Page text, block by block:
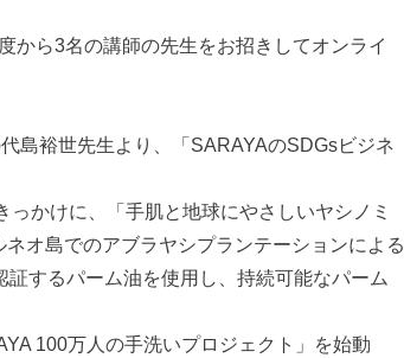
から3名の講師の先生をお招きしてオンライ
島裕世先生より、「SARAYAのSDGsビジネ
かけに、「手肌と地球にやさしいヤシノミ
オ島でのアブラヤシプランテーションによる
するパーム油を使用し、持続可能なパーム
100万人の手洗いプロジェクト」を始動